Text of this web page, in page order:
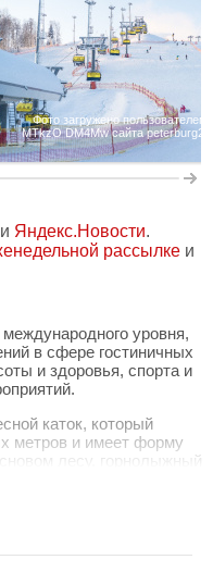
Фото загружено пользователем
MTkzO DM4Mw сайта
и Яндекс.Новости.
рассылке и
уровня,
в сфере гостиничных
и здоровья, спорта и
каток, который
метров и имеет форму
лесу, горнолыжный
и